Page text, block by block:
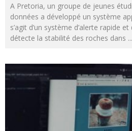
A Pretoria, un groupe de jeunes
données a développé un système
s’agit d’un système d’alerte rapide
détecte la stabilité des roches dans ...